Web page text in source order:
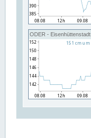
ODER - Eisenhüttenstadt